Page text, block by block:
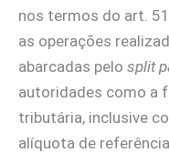
nos termos do art.
as operações
abarcadas pelo split
autoridades como a
tributária, inclusive
alíquota de